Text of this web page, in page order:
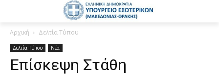
Αρχική Δελτία Τύπου
Δελτία Τύπου Νέα
Επίσκεψη Στάθη